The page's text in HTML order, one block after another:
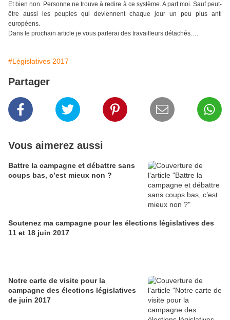
Et bien non. Personne ne trouve à redire à ce système. A part moi. Sauf peut-
être aussi les peuples qui deviennent chaque jour un peu plus anti
européens.
Dans le prochain article je vous parlerai des travailleurs détachés….
#Législatives 2017
Partager
Vous aimerez aussi
Battre la campagne et débattre sans
coups bas, c’est mieux non ?
Soutenez ma campagne pour les élections législatives des
11 et 18 juin 2017
Notre carte de visite pour la
campagne des élections législatives
de juin 2017